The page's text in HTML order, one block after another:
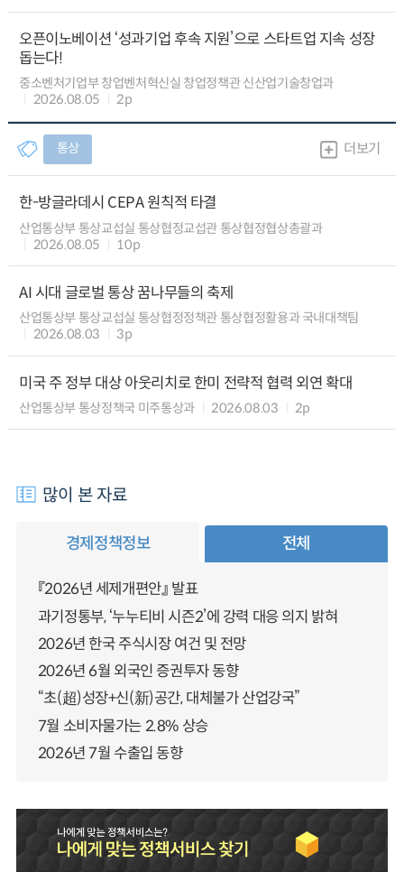
오픈이노베이션 ‘성과기업 후속 지원’으로 스타트업 지속 성장
돕는다!
중소벤처기업부 창업벤처혁신실 창업정책관 신산업기술창업과
2026.08.05
2p
통상 더보기
한-방글라데시 CEPA 원칙적 타결
산업통상부 통상교섭실 통상협정교섭관 통상협정협상총괄과
2026.08.05
10p
AI 시대 글로벌 통상 꿈나무들의 축제
산업통상부 통상교섭실 통상협정정책관 통상협정활용과 국내대책팀
2026.08.03
3p
미국 주 정부 대상 아웃리치로 한미 전략적 협력 외연 확대
산업통상부 통상정책국 미주통상과 2026.08.03 2p
많이 본 자료
경제정책정보 전체
『2026년 세제개편안』 발표
과기정통부, ‘누누티비 시즌2’에 강력 대응 의지 밝혀
2026년 한국 주식시장 여건 및 전망
2026년 6월 외국인 증권투자 동향
“초(超)성장+신(新)공간, 대체불가 산업강국”
7월 소비자물가는 2.8% 상승
2026년 7월 수출입 동향